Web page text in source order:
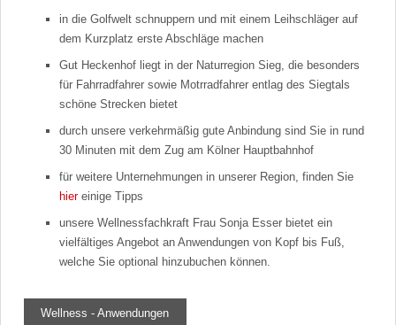
in die Golfwelt schnuppern und mit einem Leihschläger auf
dem Kurzplatz erste Abschläge machen
Gut Heckenhof liegt in der Naturregion Sieg, die besonders
für Fahrradfahrer sowie Motrradfahrer entlag des Siegtals
schöne Strecken bietet
durch unsere verkehrmäßig gute Anbindung sind Sie in rund
30 Minuten mit dem Zug am Kölner Hauptbahnhof
für weitere Unternehmungen in unserer Region, finden Sie
hiereinige Tipps
unsere Wellnessfachkraft Frau Sonja Esser bietet ein
vielfältiges Angebot an Anwendungen von Kopf bis Fuß,
welche Sie optional hinzubuchen können.
Wellness - Anwendungen